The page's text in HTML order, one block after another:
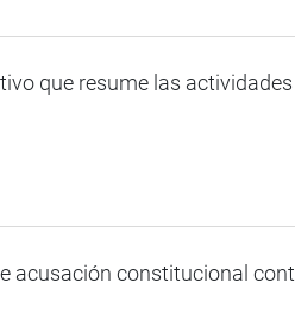
que resume las actividades
acusación constitucional